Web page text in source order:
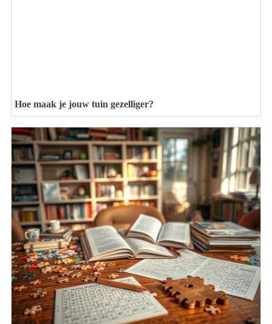
Hoe maak je jouw tuin gezelliger?